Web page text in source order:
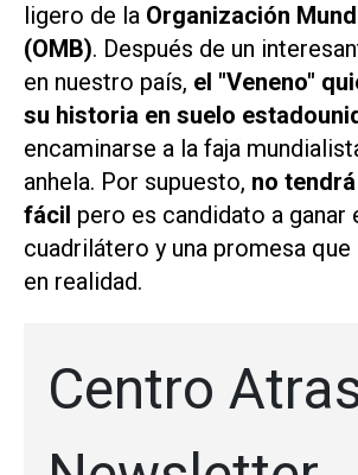
ligero de la Organización
(OMB). Después de un
en nuestro país, el "Veneno"
su historia en suelo
encaminarse a la faja
anhela. Por supuesto, no
fácil pero es candidato a ganar
cuadrilátero y una promesa
en realidad.